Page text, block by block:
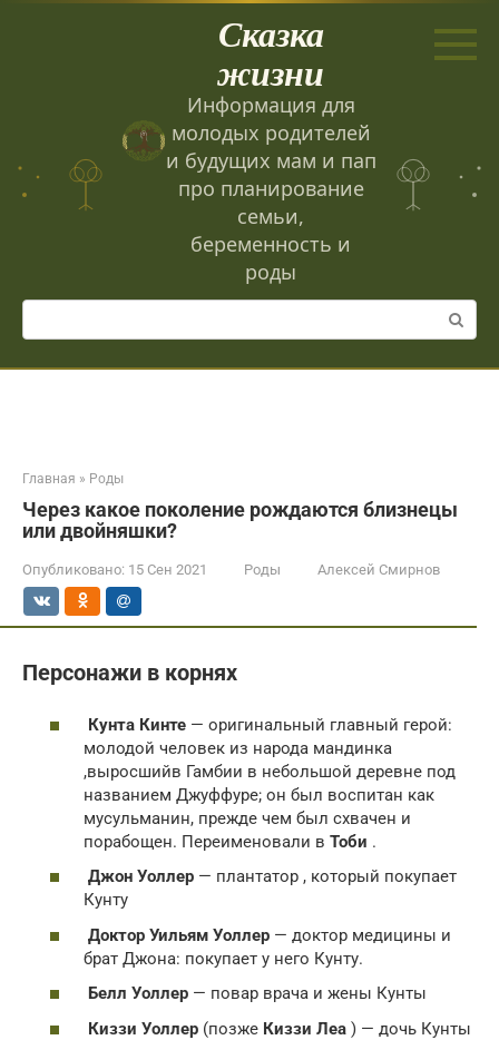
Сказка
жизни
Информация для
молодых родителей
и будущих мам и пап
про планирование
семьи,
беременность и
роды
Поиск:
Главная » Роды
Через какое поколение рождаются близнецы
или двойняшки?
Опубликовано: 15 Сен 2021 Роды Алексей Смирнов
Персонажи в корнях
Кунта Кинте — оригинальный главный герой:
молодой человек из народа мандинка
,выросшийв Гамбии в небольшой деревне под
названием Джуффуре; он был воспитан как
мусульманин, прежде чем был схвачен и
порабощен. Переименовали в Тоби .
Джон Уоллер — плантатор , который покупает
Кунту
Доктор Уильям Уоллер — доктор медицины и
брат Джона: покупает у него Кунту.
Белл Уоллер — повар врача и жены Кунты
Киззи Уоллер (позже Киззи Леа ) — дочь Кунты